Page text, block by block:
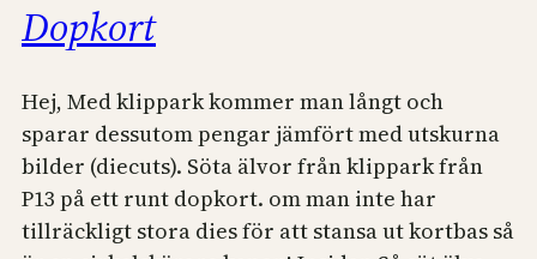
Dopkort
Hej, Med klippark kommer man långt och
sparar dessutom pengar jämfört med utskurna
bilder (diecuts). Söta älvor från klippark från
P13 på ett runt dopkort. om man inte har
tillräckligt stora dies för att stansa ut kortbas så